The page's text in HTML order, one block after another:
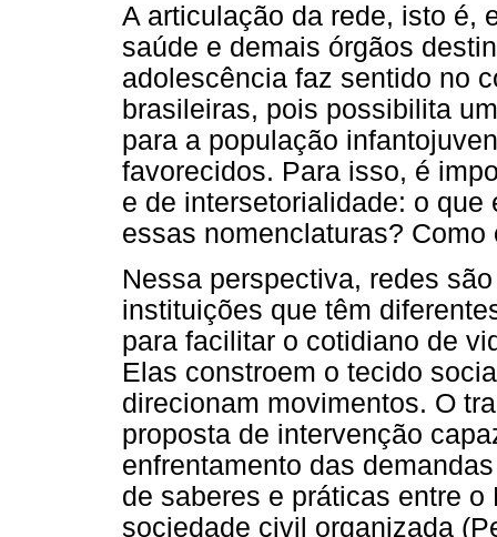
A articulação da rede, isto é,
saúde e demais órgãos
adolescência faz sentido no
brasileiras, pois possibilita
para a população
favorecidos. Para isso, é
e de intersetorialidade: o
essas nomenclaturas?
Nessa perspectiva, redes
instituições que têm
para facilitar o cotidiano de
Elas constroem o tecido
direcionam movimentos. O
proposta de intervenção
enfrentamento das
de saberes e práticas entre
sociedade civil organizada